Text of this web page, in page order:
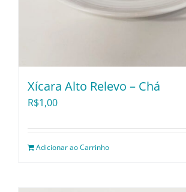
Toalhas e Guardanapos
Xícara Alto Relevo – Chá
R$1,00
Adicionar ao Carrinho